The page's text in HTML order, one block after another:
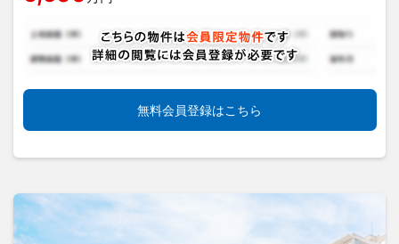
無料会員登録はこちら